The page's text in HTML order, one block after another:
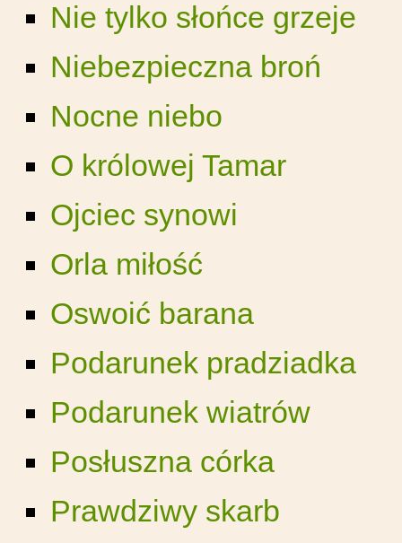
Nie tylko słońce grzeje
Niebezpieczna broń
Nocne niebo
O królowej Tamar
Ojciec synowi
Orla miłość
Oswoić barana
Podarunek pradziadka
Podarunek wiatrów
Posłuszna córka
Prawdziwy skarb